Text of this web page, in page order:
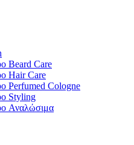
Beard Care
Hair Care
Perfumed Cologne
Styling
Αναλώσιμα